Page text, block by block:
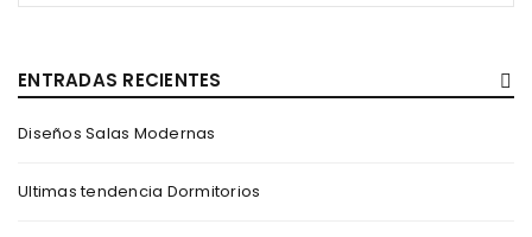
ENTRADAS RECIENTES
Diseños Salas Modernas
Ultimas tendencia Dormitorios